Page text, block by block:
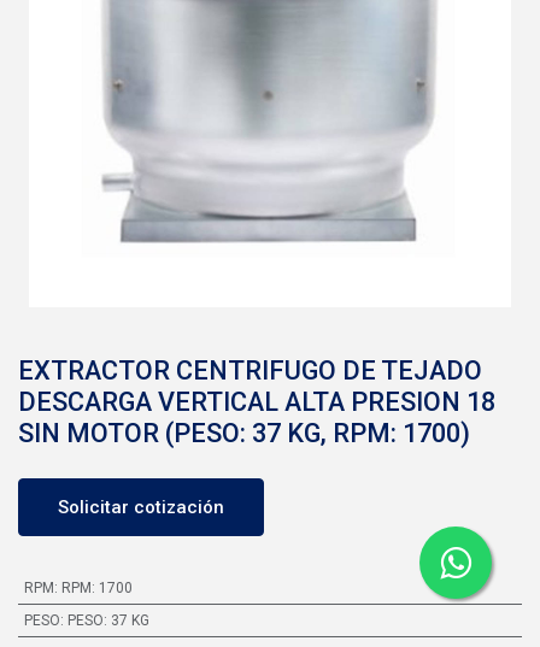
EXTRACTOR CENTRIFUGO DE TEJADO
DESCARGA VERTICAL ALTA PRESION 18
SIN MOTOR (PESO: 37 KG, RPM: 1700)
Solicitar cotización
RPM : RPM: 1700
PESO: PESO: 37 KG